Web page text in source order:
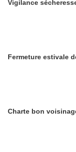
Vigilance
​​​​​​​Fermeture estivale
Charte bon